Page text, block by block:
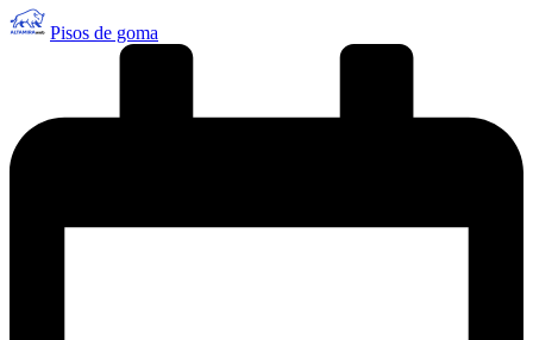
Publicado
por
Pisos de goma